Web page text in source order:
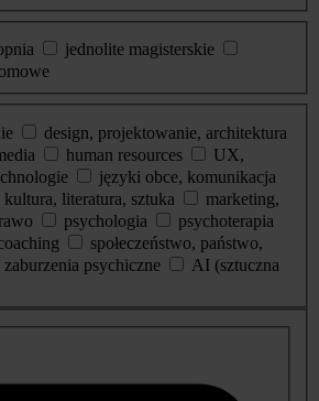
jednolite magisterskie
design, projektowanie, architektura
human resources
UX,
języki obce, komunikacja
kultura, literatura, sztuka
marketing,
psychologia
psychoterapia
społeczeństwo, państwo,
psychiczne
AI (sztuczna